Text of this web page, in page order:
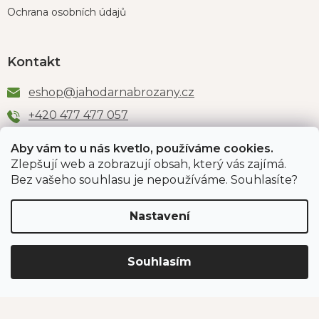
Aby vám to u nás kvetlo, používáme cookies.
Zlepšují web a zobrazují obsah, který vás zajímá.
Bez vašeho souhlasu je nepoužíváme. Souhlasíte?
Nastavení
Souhlasím
Ochrana osobních údajů
Kontakt
eshop@jahodarnabrozany.cz
+420 477 477 057
Odběr newsletteru
PŘIHLÁSIT SE